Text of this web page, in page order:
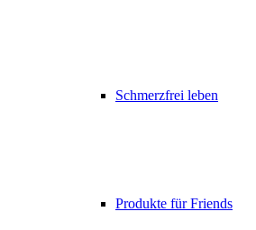
Schmerzfrei leben
Produkte für Friends